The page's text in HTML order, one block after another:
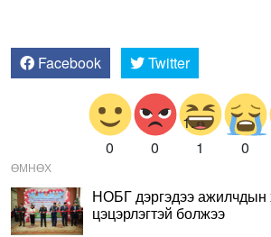
Facebook Twitter
0 0 1 0
ӨМНӨХ
НОБГ дэргэдээ ажилчдын
цэцэрлэгтэй болжээ